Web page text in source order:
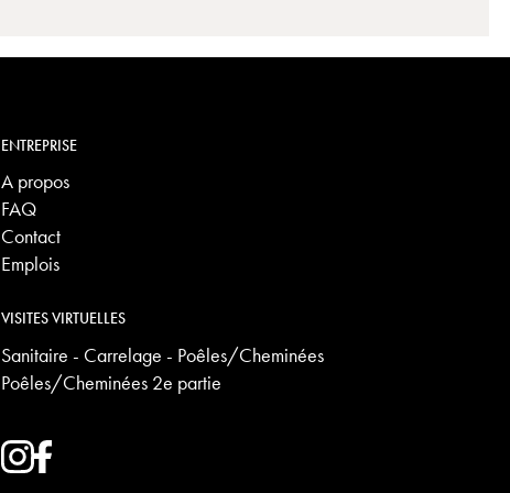
ENTREPRISE
A propos
FAQ
Contact
Emplois
VISITES VIRTUELLES
Sanitaire - Carrelage - Poêles/Cheminées
Poêles/Cheminées 2e partie